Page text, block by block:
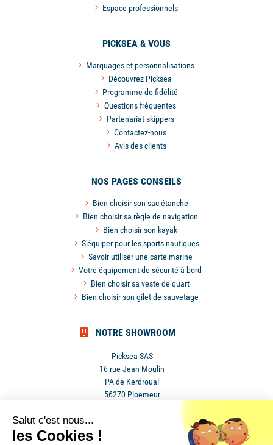
Espace professionnels
PICKSEA & VOUS
Marquages et personnalisations
Découvrez Picksea
Programme de fidélité
Questions fréquentes
Partenariat skippers
Contactez-nous
Avis des clients
NOS PAGES CONSEILS
Bien choisir son sac étanche
Bien choisir sa règle de navigation
Bien choisir son kayak
S'équiper pour les sports nautiques
Savoir utiliser une carte marine
Votre équipement de sécurité à bord
Bien choisir sa veste de quart
Bien choisir son gilet de sauvetage
NOTRE SHOWROOM
Picksea SAS
16 rue Jean Moulin
PA de Kerdroual
56270 Ploemeur
Salut c'est nous...
les Cookies !